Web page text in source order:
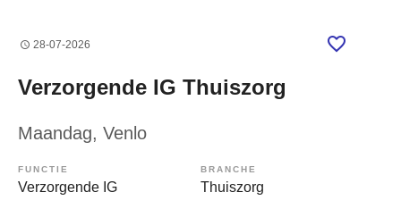
28-07-2026
Verzorgende IG Thuiszorg
Maandag, Venlo
FUNCTIE
Verzorgende IG
BRANCHE
Thuiszorg